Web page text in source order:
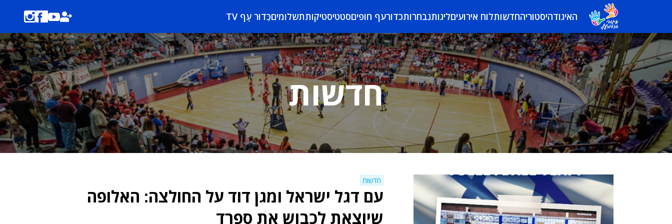
האיגודהיסטוריהחדשותלוח אירועיםליגותנבחרותכדורעף חופיםסטטיסטיקותתשלומיםכַּדוּר עָף TV
חדשות
חדשות
עם דגל ישראל ומגן דוד על החולצה: האלופה
שיוצאת לכבוש את ספרד